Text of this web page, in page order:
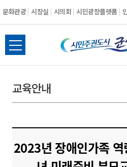
문화관광 시장실 시의회 시민광장플랫폼
시
민
도
전
체
뉴
열
교육안내
2023년 장애인가족